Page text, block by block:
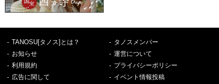
TANOSU[タノス]とは？
タノスメンバー
お知らせ
運営について
利用規約
プライバシーポリシー
広告に関して
イベント情報投稿